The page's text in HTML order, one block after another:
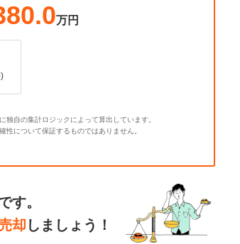
万円
自の集計ロジックによって算出しています。
について保証するものではありません。
す。
却 しましょう！